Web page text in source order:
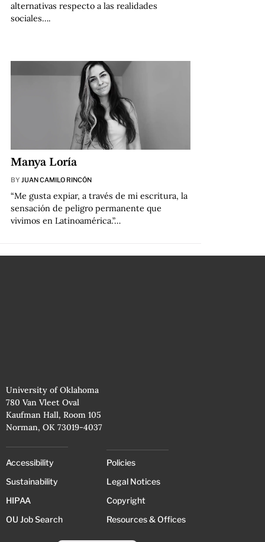
alternativas respecto a las realidades
sociales….
Manya Loría
BY JUAN CAMILO RINCÓN
“Me gusta expiar, a través de mi escritura, la
sensación de peligro permanente que
vivimos en Latinoamérica.”…
University of Oklahoma
780 Van Vleet Oval
Kaufman Hall, Room 105
Norman, OK 73019-4037
Accessibility
Sustainability
HIPAA
OU Job Search
Policies
Legal Notices
Copyright
Resources & Offices